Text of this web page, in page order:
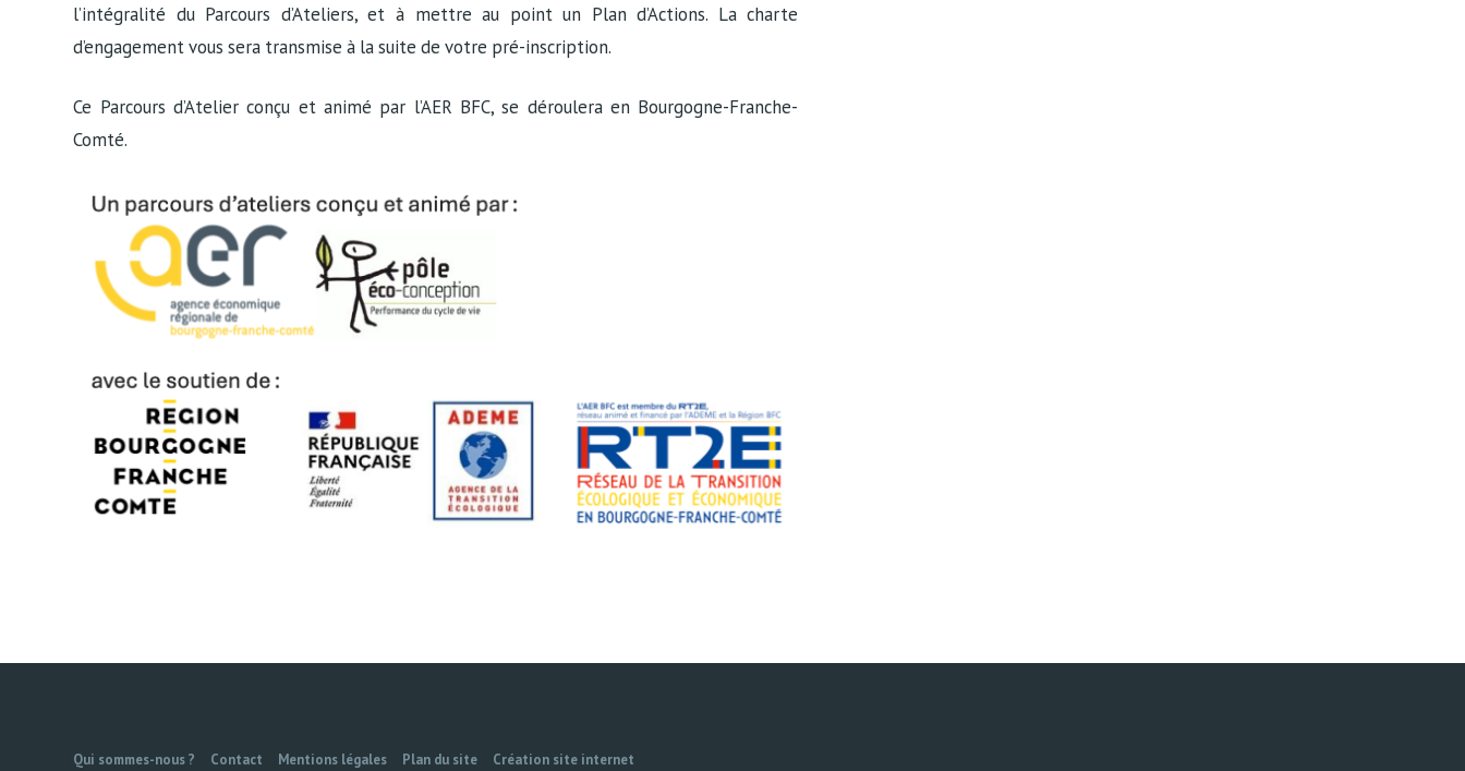
l’intégralité du Parcours d’Ateliers, et à mettre au point un Plan d’Actions. La charte
d’engagement vous sera transmise à la suite de votre pré-inscription.
Ce Parcours d’Atelier conçu et animé par l’AER BFC, se déroulera en Bourgogne-Franche-
Comté.
Qui sommes-nous ? Contact Mentions légales Plan du site Création site internet